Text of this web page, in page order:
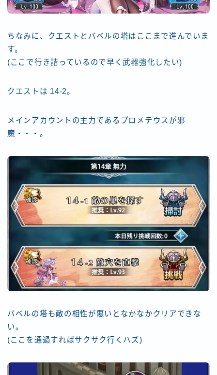
ちなみに、クエストとバベルの塔はここまで進んでいま
す。
(ここで行き詰っているので早く武器強化したい)
クエストは 14-2。
メインアカウントの主力であるプロメテウスが邪
魔・・・。
バベルの塔も敵の相性が悪いとなかなかクリアできな
い。
(ここを通過すればサクサク行くハズ)